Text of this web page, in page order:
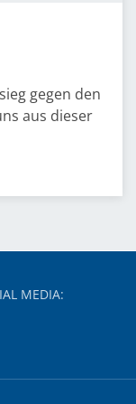
gegen den
aus dieser
MEDIA: